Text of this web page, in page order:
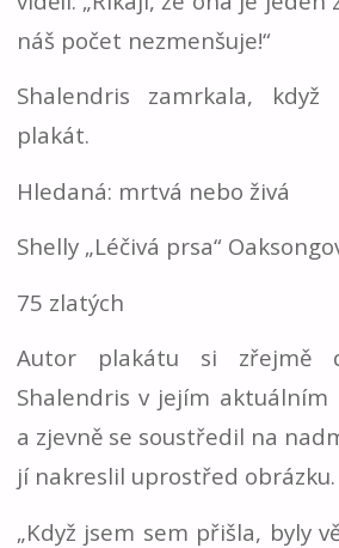
náš počet nezmenšuje!“
Shalendris zamrkala,
plakát.
Hledaná: mrtvá nebo živá
Shelly „Léčivá prsa“
75 zlatých
Autor plakátu si zřejmě
Shalendris v jejím aktuálním
a zjevně se soustředil na
jí nakreslil uprostřed obrázku.
„Když jsem sem přišla, byly